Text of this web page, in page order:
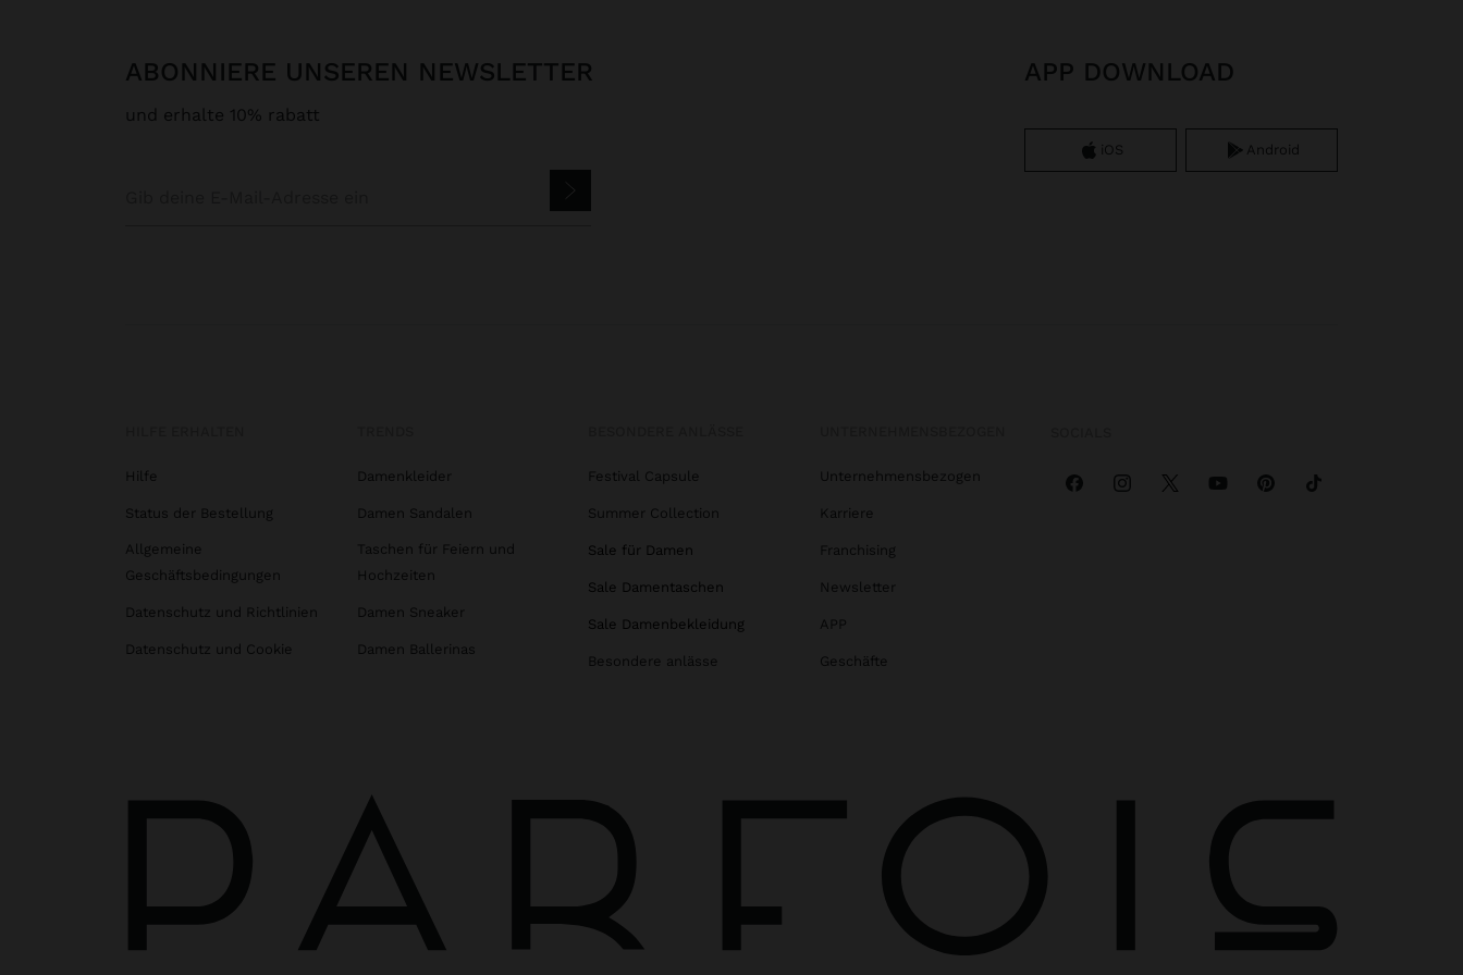
ABONNIERE UNSEREN NEWSLETTER
und erhalte 10% rabatt
APP DOWNLOAD
iOS Android
Hilfe
Status der Bestellung
Allgemeine
Geschäftsbedingungen
Datenschutz und Richtlinien
Datenschutz und Cookie
Damenkleider
Damen Sandalen
Taschen für Feiern und
Hochzeiten
Damen Sneaker
Damen Ballerinas
Festival Capsule
Summer Collection
Sale für Damen
Sale Damentaschen
Sale Damenbekleidung
Besondere anlässe
Unternehmensbezogen
Karriere
Franchising
Newsletter
APP
Geschäfte